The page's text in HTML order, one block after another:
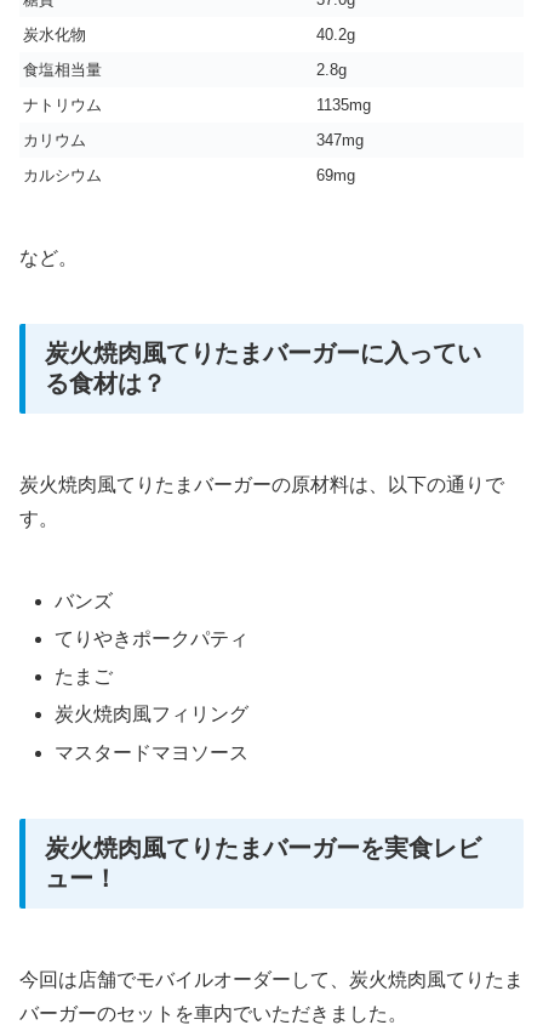
炭水化物
40.2g
食塩相当量
2.8g
ナトリウム
1135mg
カリウム
347mg
カルシウム
69mg
など。
炭火焼肉風てりたまバーガーに入ってい
る食材は？
炭火焼肉風てりたまバーガーの原材料は、以下の通りで
す。
バンズ
てりやきポークパティ
たまご
炭火焼肉風フィリング
マスタードマヨソース
炭火焼肉風てりたまバーガーを実食レビ
ュー！
今回は店舗でモバイルオーダーして、炭火焼肉風てりたま
バーガーのセットを車内でいただきました。